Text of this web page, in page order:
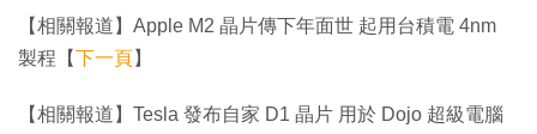
【相關報道】Apple M2 晶片傳下年面世 起用台積電 4nm
製程【下一頁】
【相關報道】Tesla 發布自家 D1 晶片 用於 Dojo 超級電腦